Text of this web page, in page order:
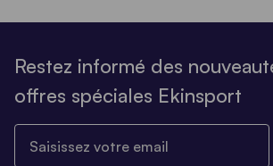
Restez informé des
offres spéciales Ekinsport